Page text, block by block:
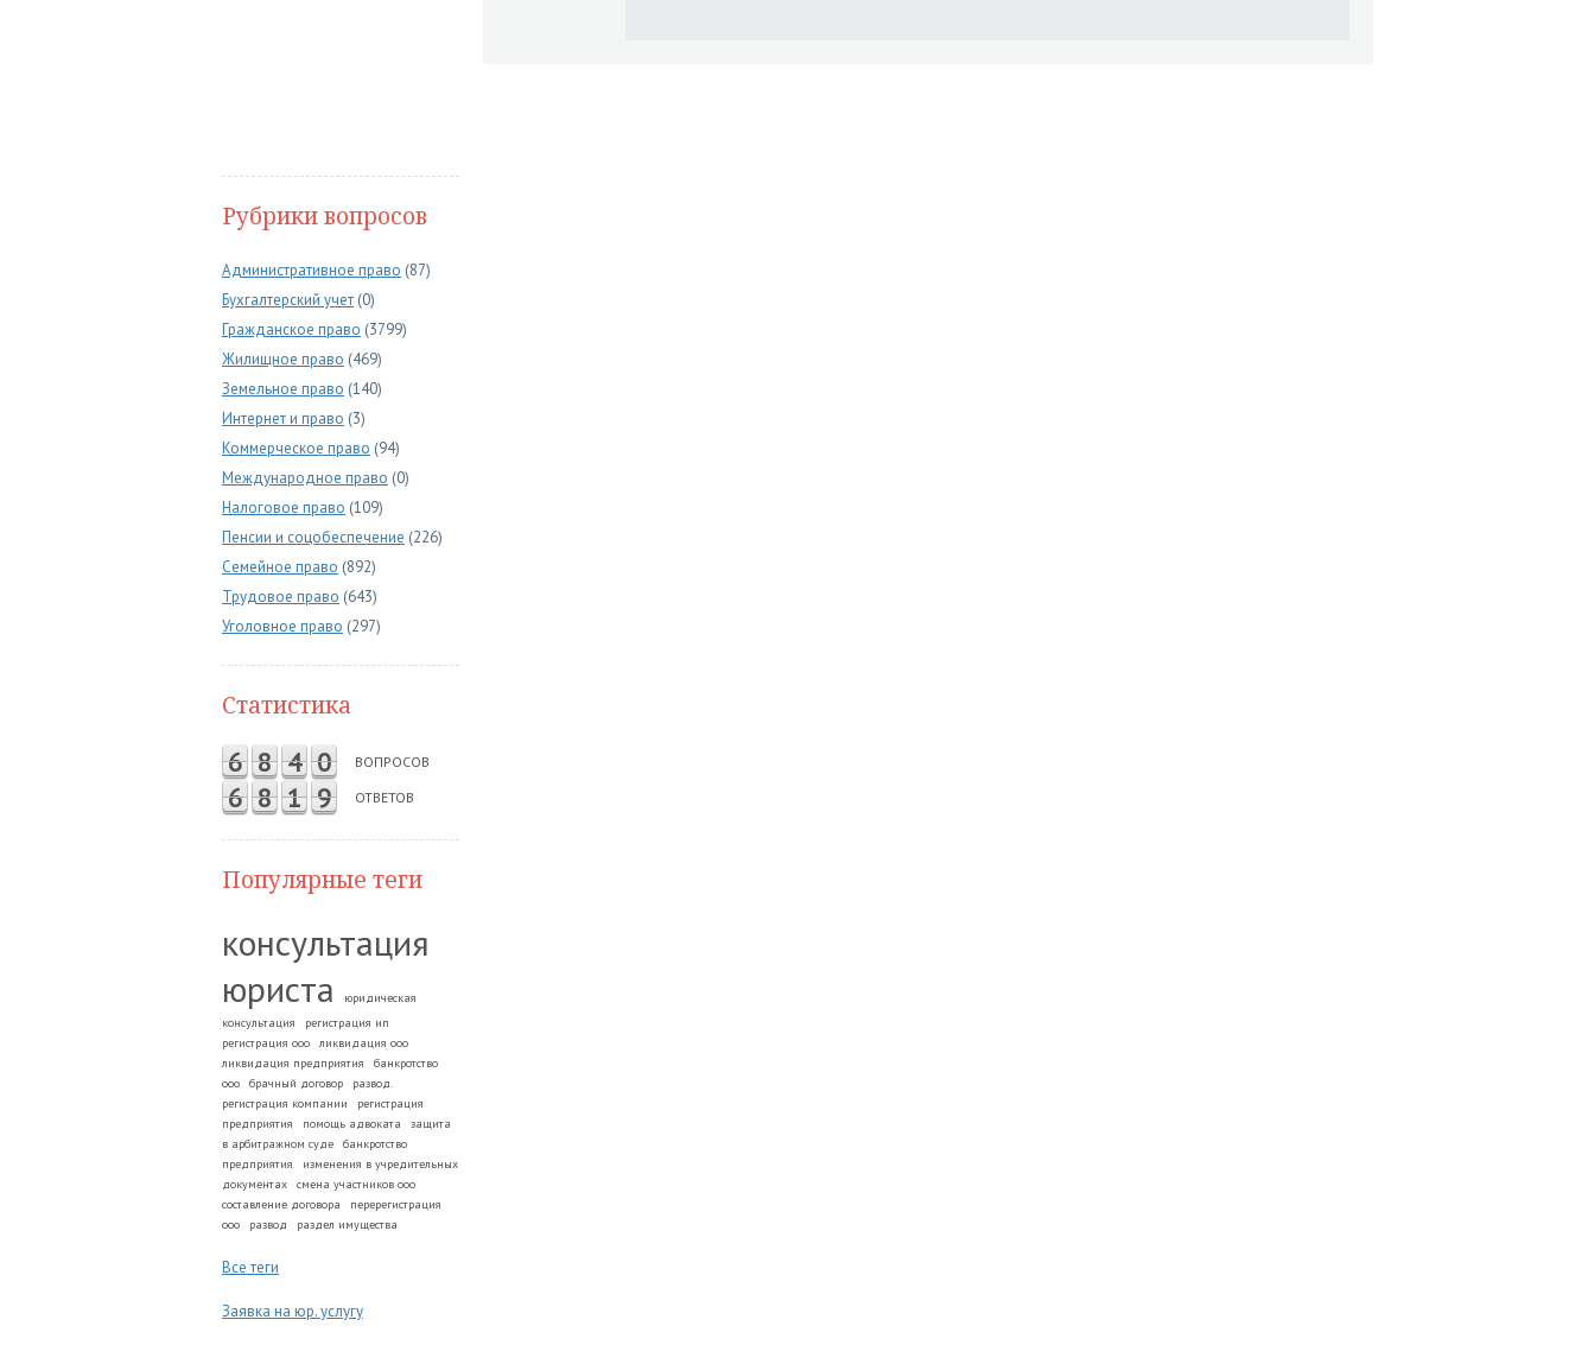
Рубрики вопросов
Административное право (87)
Бухгалтерский учет (0)
Гражданское право (3799)
Жилищное право (469)
Земельное право (140)
Интернет и право (3)
Коммерческое право (94)
Международное право (0)
Налоговое право (109)
Пенсии и соцобеспечение (226)
Семейное право (892)
Трудовое право (643)
Уголовное право (297)
Статистика
6 8 4 0 ВОПРОСОВ
6 8 1 9 ОТВЕТОВ
Популярные теги
консультация
юриста
юридическая
консультация
регистрация ип
регистрация ооо
ликвидация ооо
ликвидация предприятия
банкротство
ооо
брачный договор
развод.
регистрация компании
регистрация
предприятия
помощь адвоката
защита
в арбитражном суде
банкротство
предприятия
изменения в учредительных
документах
смена участников ооо
составление договора
перерегистрация
ооо
развод раздел имущества
Все теги
Заявка на юр. услугу